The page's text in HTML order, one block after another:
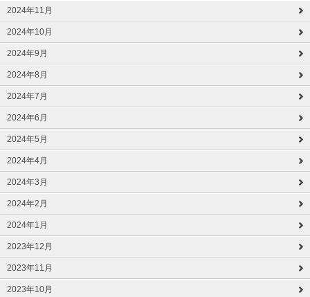
2024年11月
2024年10月
2024年9月
2024年8月
2024年7月
2024年6月
2024年5月
2024年4月
2024年3月
2024年2月
2024年1月
2023年12月
2023年11月
2023年10月